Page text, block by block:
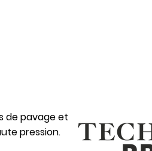
de pavage et
pression.